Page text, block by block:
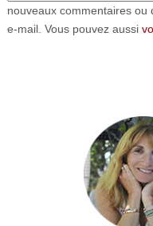
nouveaux commentaires ou
e-mail. Vous pouvez aussi